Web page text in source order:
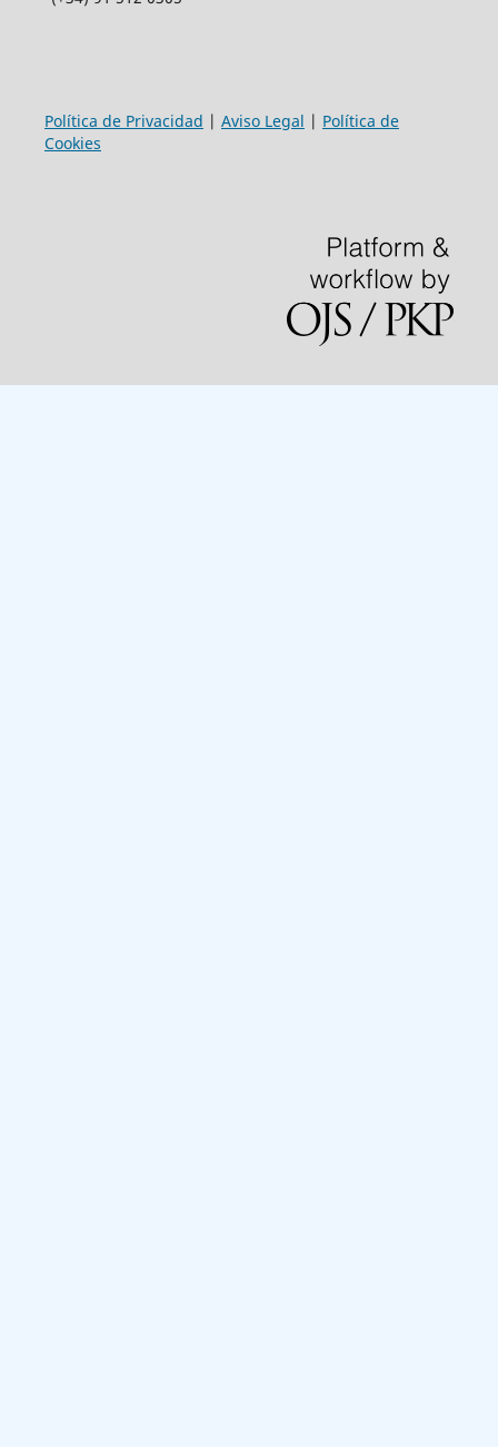
Política de Privacidad | Aviso Legal | Política de
Cookies